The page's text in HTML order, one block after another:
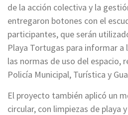
de la acción colectiva y la
entregaron botones con el
participantes, que serán
Playa Tortugas para informar a
las normas de uso del espacio,
Policía Municipal, Turística y
El proyecto también aplicó un
circular, con limpiezas de playa